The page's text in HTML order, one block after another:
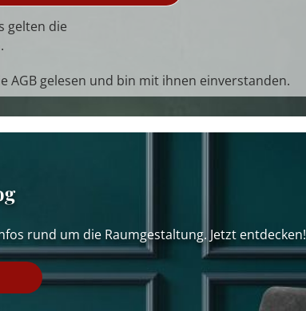
gelten die
.
AGB gelesen und bin mit ihnen einverstanden.
rund um die Raumgestaltung. Jetzt entdecken!